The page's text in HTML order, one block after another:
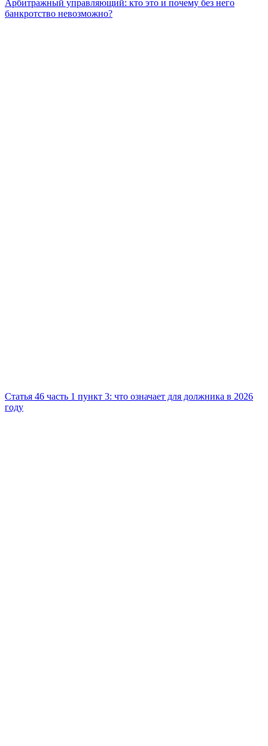
Арбитражный управляющий: кто это и почему без него
банкротство невозможно?
Статья 46 часть 1 пункт 3: что означает для должника в 2026
году